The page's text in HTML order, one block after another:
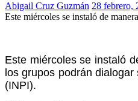
Abigail Cruz Guzmán 28 febrero,
Este miércoles se instaló de
Este miércoles se instaló
los grupos podrán
(INPI).